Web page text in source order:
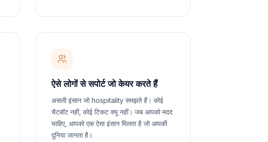
ऐसे लोगों से सपोर्ट जो केयर करते हैं
असली इंसान जो hospitality समझते हैं। कोई
चैटबॉट नहीं, कोई टिकट क्यू नहीं। जब आपको मदद
चाहिए, आपको एक ऐसा इंसान मिलता है जो आपकी
दुनिया जानता है।